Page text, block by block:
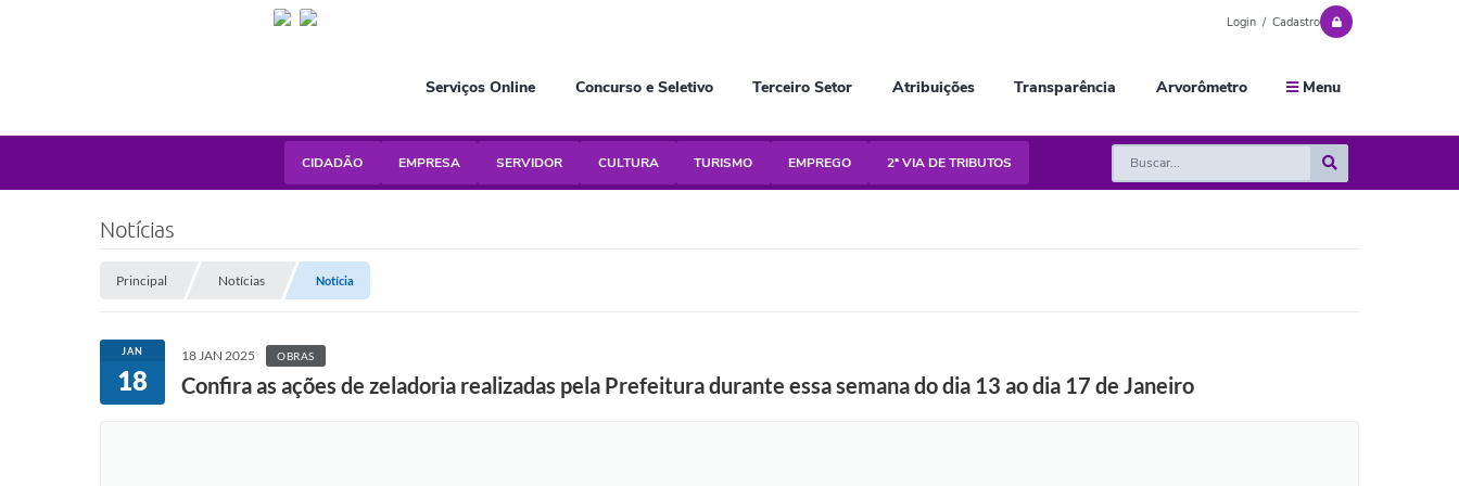
Login / Cadastro
Serviços Online Concurso e Seletivo Terceiro Setor Atribuições Transparência Arvorômetro Menu
CIDADÃO EMPRESA SERVIDOR CULTURA TURISMO EMPREGO 2ª VIA DE TRIBUTOS
Notícias
Principal Notícias Notícia
JAN
18
18 JAN 2025 OBRAS
Confira as ações de zeladoria realizadas pela Prefeitura durante essa semana do dia 13 ao dia 17 de Janeiro